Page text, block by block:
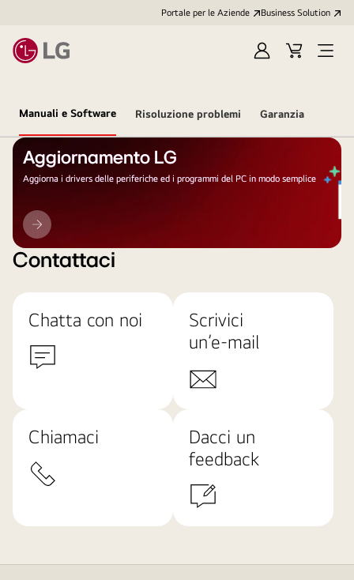
Portale per le Aziende Business Solution
AccediCart
Open
Manuali e Software Risoluzione problemi Garanzia
Aggiornamento LG
Aggiorna i drivers delle periferiche ed i programmi del PC in modo semplice
Aggiornamento
LG
Contattaci
Chatta con noi
Scrivici
un’e-mail
Chiamaci
Dacci un
feedback